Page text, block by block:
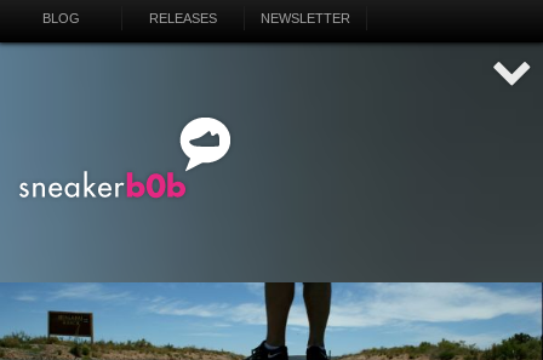
BLOG RELEASES NEWSLETTER